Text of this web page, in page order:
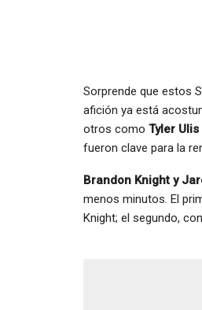
Sorprende que estos
afición ya está
otros como Tyler
fueron clave para la
Brandon Knight y
menos minutos. El
Knight; el segundo,